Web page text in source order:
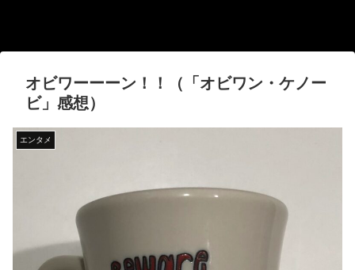
オビワーーーン！！（「オビワン・ケノー
ビ」感想）
エンタメ